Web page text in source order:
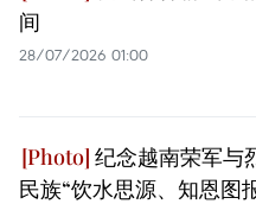
间
28/07/2026 01:00
纪念越南荣军与
民族“饮水思源、知恩图